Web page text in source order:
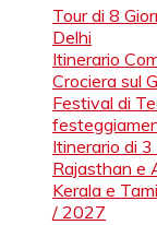
Tour di 8
Delhi
Itinerario
Crociera sul
Festival di
Itinerario di
Rajasthan e
Kerala e
/ 2027